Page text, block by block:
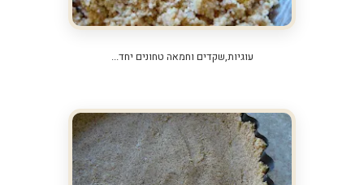
עוגיות,שקדים וחמאה טחונים יחד...